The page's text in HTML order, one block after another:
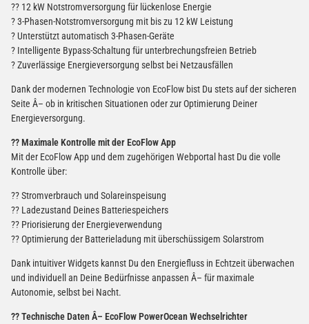
?? 12 kW Notstromversorgung für lückenlose Energie
? 3-Phasen-Notstromversorgung mit bis zu 12 kW Leistung
? Unterstützt automatisch 3-Phasen-Geräte
? Intelligente Bypass-Schaltung für unterbrechungsfreien Betrieb
? Zuverlässige Energieversorgung selbst bei Netzausfällen
Dank der modernen Technologie von EcoFlow bist Du stets auf der sicheren
Seite Â– ob in kritischen Situationen oder zur Optimierung Deiner
Energieversorgung.
?? Maximale Kontrolle mit der EcoFlow App
Mit der EcoFlow App und dem zugehörigen Webportal hast Du die volle
Kontrolle über:
?? Stromverbrauch und Solareinspeisung
?? Ladezustand Deines Batteriespeichers
?? Priorisierung der Energieverwendung
?? Optimierung der Batterieladung mit überschüssigem Solarstrom
Dank intuitiver Widgets kannst Du den Energiefluss in Echtzeit überwachen
und individuell an Deine Bedürfnisse anpassen Â– für maximale
Autonomie, selbst bei Nacht.
?? Technische Daten Â– EcoFlow PowerOcean Wechselrichter